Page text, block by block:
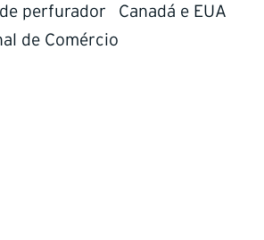
perfurador
de Comércio
Canadá e EUA
of Griffith Drilling, marking an
teams, systems, and safety
together.